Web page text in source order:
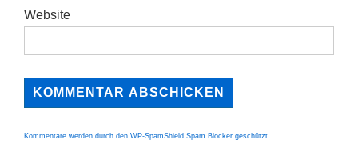
Website
Kommentare werden durch den WP-SpamShield Spam Blocker geschützt